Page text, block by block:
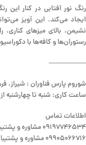
رنگ نور آفتابی در کنار این
ایجاد می‌کند. این آویز
نشیمن، بالای میزهای
رستوران‌ها و کافه‌ها با
—————–
شوروم پارس فناوران : شیراز، فرهنگ شهر، کوچه
ساعت کاری: شنبه تا چهارشنبه از ساعت 9 الی 18 پنج
اطلاعات تماس
09197746534 مشاوره و پشتیبانی
09905066716 مشاوره و پشتیبانی